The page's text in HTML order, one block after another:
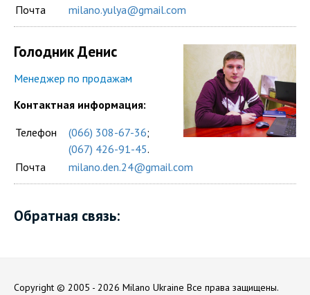
Почта
milano.yulya@gmail.com
Голодник Денис
Менеджер по продажам
Контактная информация:
Телефон
(066) 308-67-36;
(067) 426-91-45.
Почта
milano.den.24@gmail.com
Обратная связь:
Copyright © 2005 - 2026 Milano Ukraine Все права защищены.